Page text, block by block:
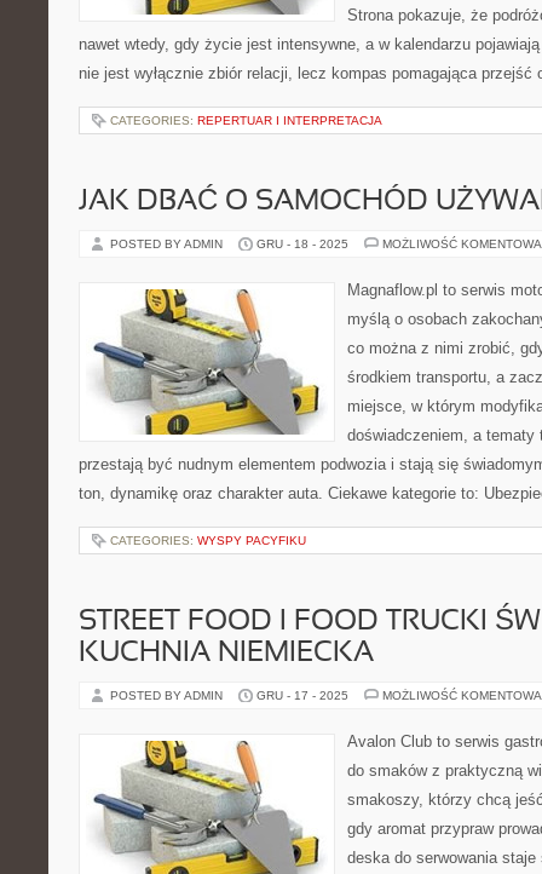
Strona pokazuje, że
nawet wtedy, gdy życie jest intensywne, a w kalendarzu
nie jest wyłącznie zbiór relacji, lecz kompas pomagająca
CATEGORIES: REPERTUAR I INTERPRETACJA
JAK DBAĆ O SAMOCHÓD
POSTED BY ADMIN GRU - 18 - 2025 MOŻLIWOŚĆ
Magnaflow.pl to serwis
myślą o osobach
co można z nimi zrobić,
środkiem transportu, a
miejsce, w którym
doświadczeniem, a tematy
przestają być nudnym elementem podwozia i stają się
ton, dynamikę oraz charakter auta. Ciekawe kategorie to:
CATEGORIES: WYSPY PACYFIKU
STREET FOOD I FOOD TRUCKI
KUCHNIA NIEMIECKA
POSTED BY ADMIN GRU - 17 - 2025 MOŻLIWOŚĆ
Avalon Club to serwis
do smaków z praktyczną
smakoszy, którzy chcą
gdy aromat przypraw
deska do serwowania